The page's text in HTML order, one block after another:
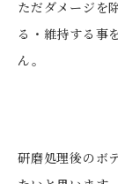
ただダメージを
る・維持する事
ん。
研磨処理後のボ